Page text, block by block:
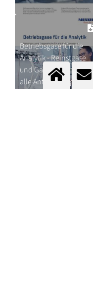
Betriebsgase für die
Analytik - Reinstgase
und Gasgemische für
alle Anforderungen